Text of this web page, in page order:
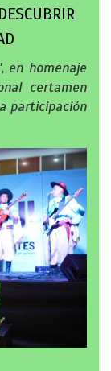
en homenaje
certamen
participación